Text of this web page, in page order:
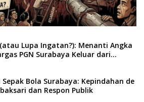
Lupa Ingatan?): Menanti Angka
PGN Surabaya Keluar dari
Bola Surabaya: Kepindahan de
dan Respon Publik